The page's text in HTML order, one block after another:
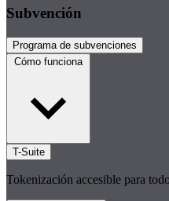
Subvención
Programa de subvenciones
Cómo funciona
T-Suite
Tokenización accesible para